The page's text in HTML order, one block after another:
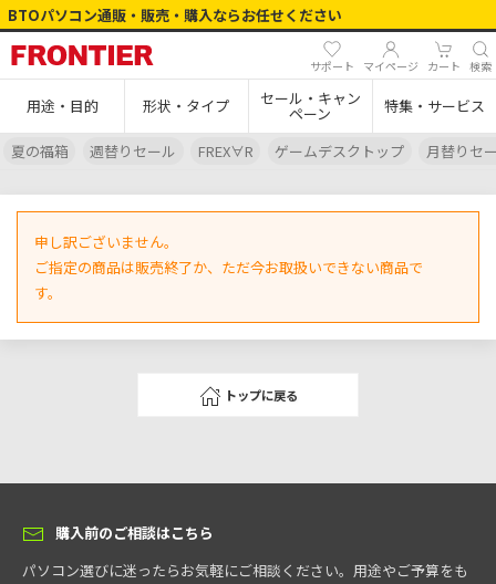
BTOパソコン通販・販売・購入ならお任せください
サポート マイページ カート 検索
用途・目的 形状・タイプ セール・キャン
ペーン 特集・サービス
夏の福箱 週替りセール FREX∀R ゲームデスクトップ 月替りセ
申し訳ございません。
ご指定の商品は販売終了か、ただ今お取扱いできない商品で
す。
トップに戻る
購入前のご相談はこちら
パソコン選びに迷ったらお気軽にご相談ください。用途やご予算をも